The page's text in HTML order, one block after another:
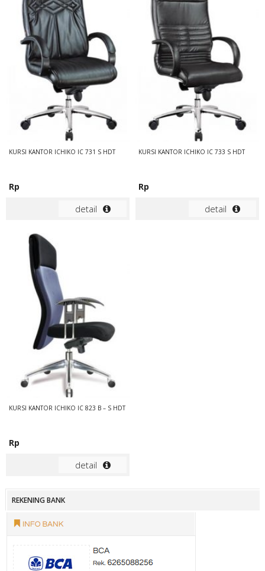
KURSI KANTOR ICHIKO IC 731 S HDT
Rp
detail
KURSI KANTOR ICHIKO IC 733 S HDT
Rp
detail
KURSI KANTOR ICHIKO IC 823 B – S HDT
Rp
detail
REKENING BANK